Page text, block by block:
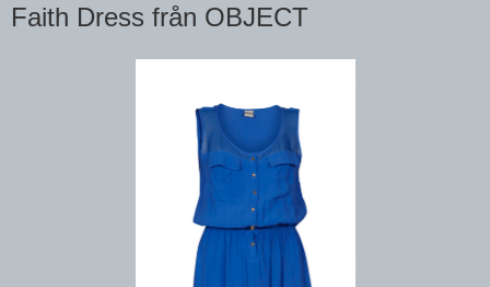
Faith Dress från OBJECT